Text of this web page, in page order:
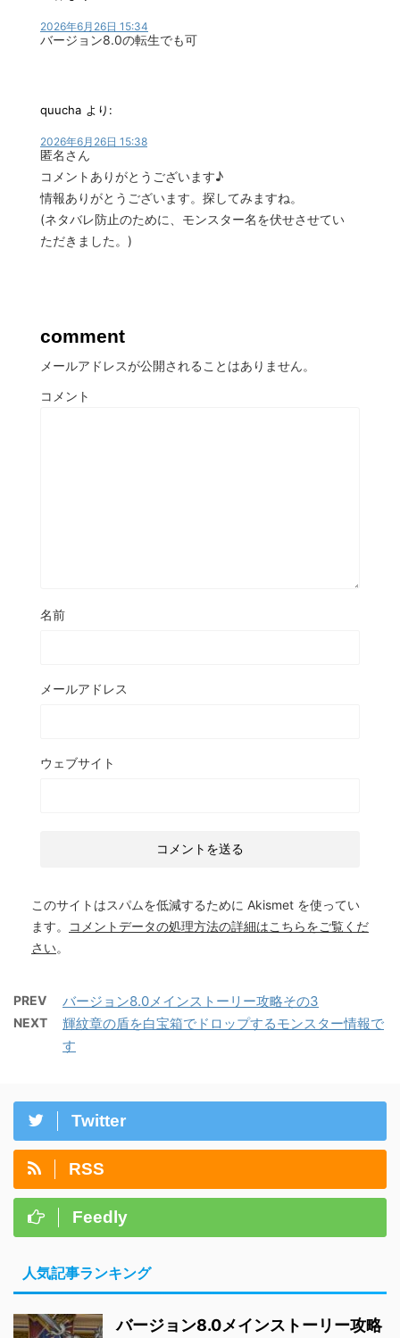
2026年6月26日 15:34
バージョン8.0の転生でも可
quucha より:
2026年6月26日 15:38
匿名さん
コメントありがとうございます♪
情報ありがとうございます。探してみますね。
(ネタバレ防止のために、モンスター名を伏せさせてい
ただきました。)
comment
メールアドレスが公開されることはありません。
コメント
名前
メールアドレス
ウェブサイト
このサイトはスパムを低減するために Akismet を使ってい
ます。
コメントデータの処理方法の詳細はこちらをご覧くだ
さい。
PREV バージョン8.0メインストーリー攻略その3
NEXT
輝紋章の盾を白宝箱でドロップするモンスター情報で
す
Twitter
RSS
Feedly
人気記事ランキング
バージョン8.0メインストーリー攻略